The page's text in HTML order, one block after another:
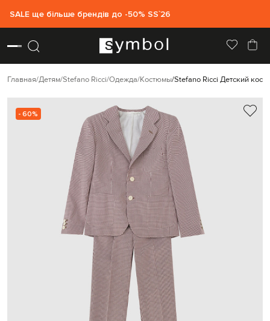
SALE ще більше брендів до -50% SS`26
Главная Детям Stefano Ricci Одежда Костюмы Stefano Ricci Детский
- 60%